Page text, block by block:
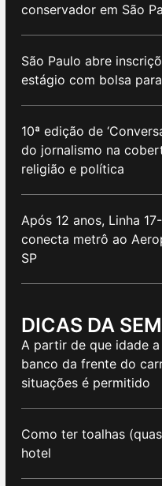
conservador em São
São Paulo abre
estágio com bolsa
10ª edição de
do jornalismo na
religião e política
Após 12 anos, Linha
conecta metrô ao
SP
DICAS DA
A partir de que idade
banco da frente do
situações é permitido
Como ter toalhas
hotel